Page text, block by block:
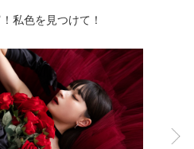
ブログ
スタジオトップ
私色を見つけて！